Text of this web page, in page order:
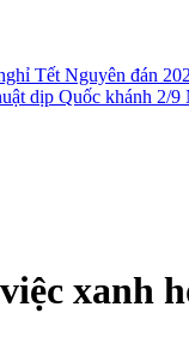
Tết Nguyên đán
dịp Quốc khánh 2/9
xanh